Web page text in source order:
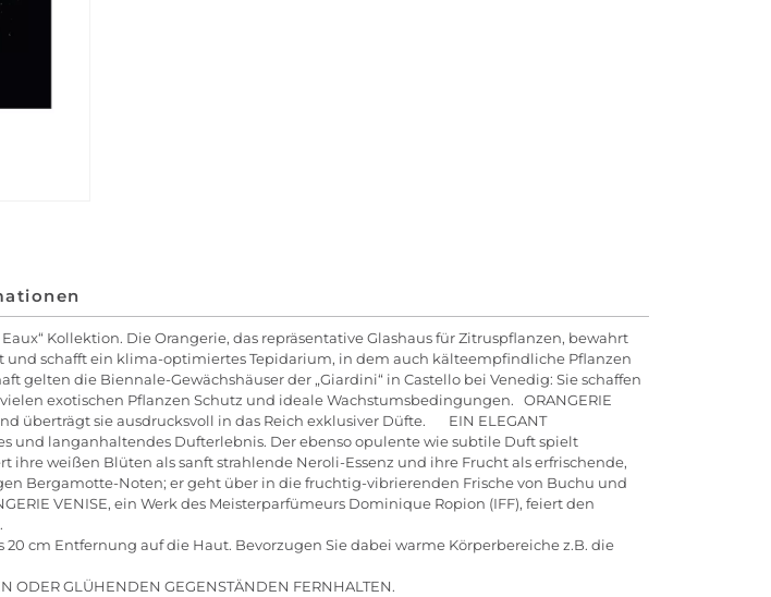
Kollektion. Die Orangerie, das repräsentative Glashaus für Zitruspflanzen, bewahrt
schafft ein klima-optimiertes Tepidarium, in dem auch kälteempfindliche Pflanzen
die Biennale-Gewächshäuser der „Giardini“ in Castello bei Venedig: Sie schaffen
exotischen Pflanzen Schutz und ideale Wachstumsbedingungen. ORANGERIE
überträgt sie ausdrucksvoll in das Reich exklusiver Düfte. EIN ELEGANT
und langanhaltendes Dufterlebnis. Der ebenso opulente wie subtile Duft spielt
weißen Blüten als sanft strahlende Neroli-Essenz und ihre Frucht als erfrischende,
Bergamotte-Noten; er geht über in die fruchtig-vibrierenden Frische von Buchu und
VENISE, ein Werk des Meisterparfümeurs Dominique Ropion (IFF), feiert den
cm Entfernung auf die Haut. Bevorzugen Sie dabei warme Körperbereiche z.B. die
ODER GLÜHENDEN GEGENSTÄNDEN FERNHALTEN.